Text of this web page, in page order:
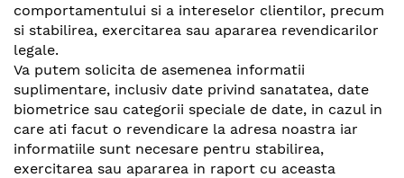
comportamentului si a intereselor clientilor, precum
si stabilirea, exercitarea sau apararea revendicarilor
legale.
Va putem solicita de asemenea informatii
suplimentare, inclusiv date privind sanatatea, date
biometrice sau categorii speciale de date, in cazul in
care ati facut o revendicare la adresa noastra iar
informatiile sunt necesare pentru stabilirea,
exercitarea sau apararea in raport cu aceasta